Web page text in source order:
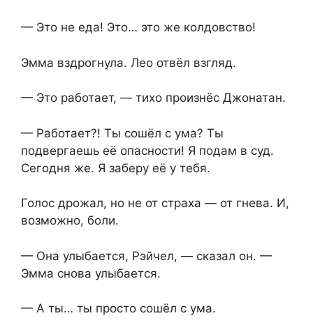
— Это не еда! Это… это же колдовство!
Эмма вздрогнула. Лео отвёл взгляд.
— Это работает, — тихо произнёс Джонатан.
— Работает?! Ты сошёл с ума? Ты
подвергаешь её опасности! Я подам в суд.
Сегодня же. Я заберу её у тебя.
Голос дрожал, но не от страха — от гнева. И,
возможно, боли.
— Она улыбается, Рэйчел, — сказал он. —
Эмма снова улыбается.
— А ты… ты просто сошёл с ума.